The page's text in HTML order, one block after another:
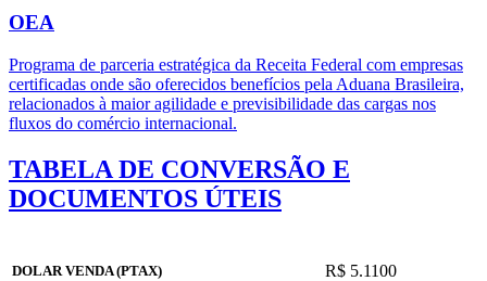
OEA
Programa de parceria estratégica da Receita Federal com empresas
certificadas onde são oferecidos benefícios pela Aduana Brasileira,
relacionados à maior agilidade e previsibilidade das cargas nos
fluxos do comércio internacional.
TABELA DE CONVERSÃO E
DOCUMENTOS ÚTEIS
DOLAR VENDA (PTAX) R$ 5.1100